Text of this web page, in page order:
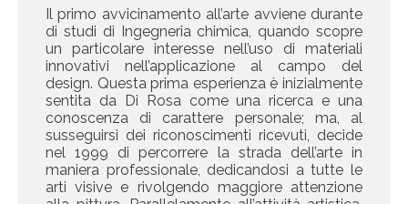
Il primo avvicinamento all’arte avviene durante
di studi di Ingegneria chimica, quando scopre
un particolare interesse nell’uso di materiali
innovativi nell’applicazione al campo del
design. Questa prima esperienza è inizialmente
sentita da Di Rosa come una ricerca e una
conoscenza di carattere personale; ma, al
susseguirsi dei riconoscimenti ricevuti, decide
nel 1999 di percorrere la strada dell’arte in
maniera professionale, dedicandosi a tutte le
arti visive e rivolgendo maggiore attenzione